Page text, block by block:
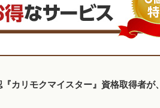
カリモクマイスター』資格取得者が、